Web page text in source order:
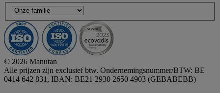
© 2026 Manutan
Alle prijzen zijn exclusief btw. Ondernemingsnummer/BTW: BE
0414 642 831, IBAN: BE21 2930 2650 4903 (GEBABEBB)